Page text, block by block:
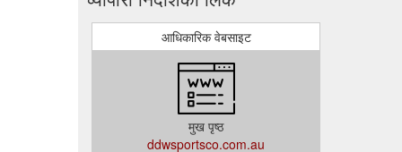
आधिकारिक वेबसाइट
मुख पृष्ठ
ddwsportsco.com.au